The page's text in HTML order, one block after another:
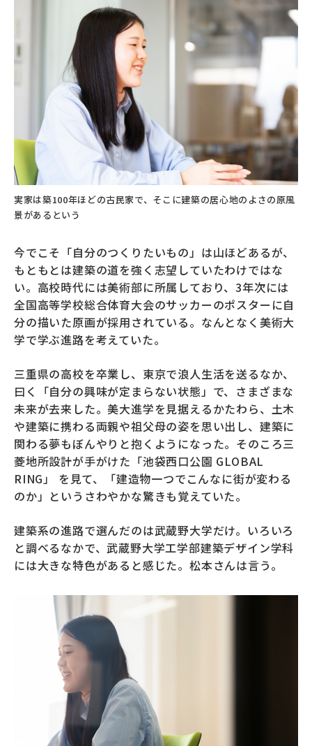
実家は築100年ほどの古民家で、そこに建築の居心地のよさの原風
景があるという
今でこそ「自分のつくりたいもの」は山ほどあるが、
もともとは建築の道を強く志望していたわけではな
い。高校時代には美術部に所属しており、3年次には
全国高等学校総合体育大会のサッカーのポスターに自
分の描いた原画が採用されている。なんとなく美術大
学で学ぶ進路を考えていた。
三重県の高校を卒業し、東京で浪人生活を送るなか、
曰く「自分の興味が定まらない状態」で、さまざまな
未来が去来した。美大進学を見据えるかたわら、土木
や建築に携わる両親や祖父母の姿を思い出し、建築に
関わる夢もぼんやりと抱くようになった。そのころ三
菱地所設計が手がけた「池袋西口公園 GLOBAL
RING」 を見て、「建造物一つでこんなに街が変わる
のか」というさわやかな驚きも覚えていた。
建築系の進路で選んだのは武蔵野大学だけ。いろいろ
と調べるなかで、武蔵野大学工学部建築デザイン学科
には大きな特色があると感じた。松本さんは言う。